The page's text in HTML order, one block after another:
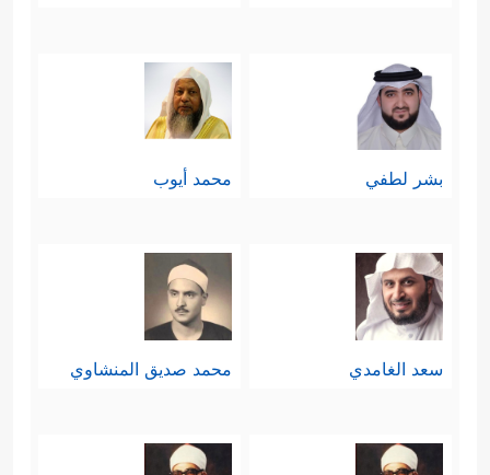
بشر لطفي محمد أيوب
سعد الغامدي محمد صديق المنشاوي